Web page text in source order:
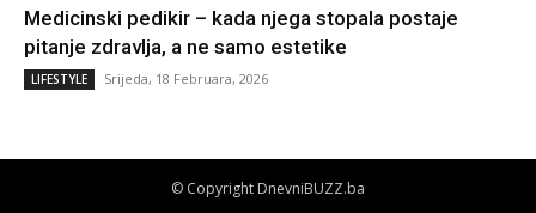
Medicinski pedikir – kada njega stopala postaje
pitanje zdravlja, a ne samo estetike
LIFESTYLE Srijeda, 18 Februara, 2026
© Copyright DnevniBUZZ.ba